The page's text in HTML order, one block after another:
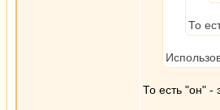
То
То есть "он" -